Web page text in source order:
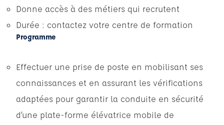
Donne accès à des métiers qui recrutent
Durée : contactez votre centre de formation
Programme
Effectuer une prise de poste en mobilisant ses
connaissances et en assurant les vérifications
adaptées pour garantir la conduite en sécurité
d’une plate-forme élévatrice mobile de